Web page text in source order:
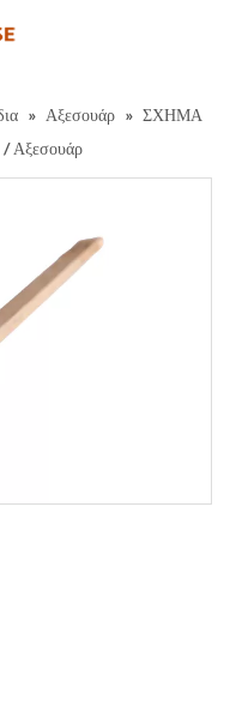
» Αξεσουάρ » ΣΧΗΜΑ
Αξεσουάρ